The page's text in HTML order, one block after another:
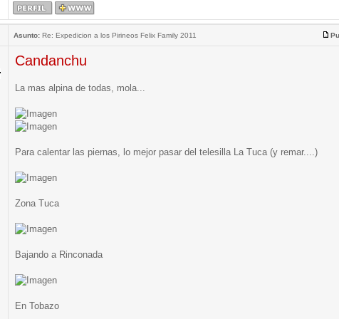
Asunto:Re: Expedicion a los Pirineos Felix Family 2011
Candanchu
La mas alpina de todas, mola...
Para calentar las piernas, lo mejor pasar del telesilla La Tuca (y remar....)
Zona Tuca
Bajando a Rinconada
En Tobazo